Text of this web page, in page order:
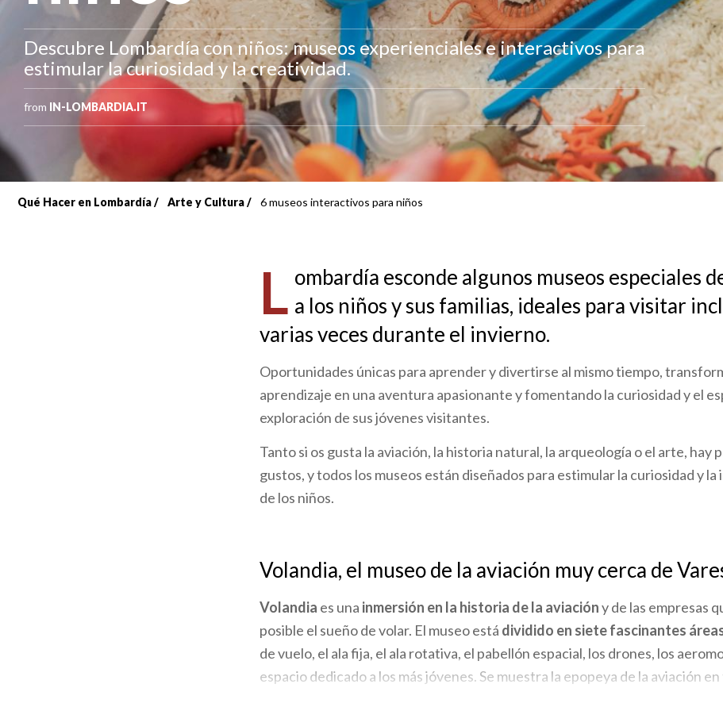
Descubre Lombardía con niños: museos experienciales e interactivos para
estimular la curiosidad y la creatividad.
from IN-LOMBARDIA.IT
Sobrescribir
Qué Hacer en Lombardía Arte y Cultura 6 museos interactivos para niños
L ombardía esconde algunos museos especiales
a los niños y sus familias, ideales para visitar
varias veces durante el invierno.
Oportunidades únicas para aprender y divertirse al mismo tiempo,
aprendizaje en una aventura apasionante y fomentando la curiosidad y el
exploración de sus jóvenes visitantes.
Tanto si os gusta la aviación, la historia natural, la arqueología o el arte, hay
gustos, y todos los museos están diseñados para estimular la curiosidad y la
de los niños.
Volandia, el museo de la aviación muy cerca de
Volandia es una inmersión en la historia de la aviacióny de las empresas
posible el sueño de volar. El museo está dividido en siete fascinantes
de vuelo, el ala fija, el ala rotativa, el pabellón espacial, los drones, los
espacio dedicado a los más jóvenes. Se muestra la epopeya de la aviación